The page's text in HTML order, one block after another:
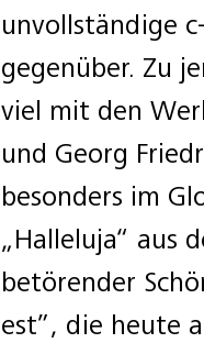
unvollständige
gegenüber. Zu
viel mit den
und Georg
besonders im
„Halleluja“ aus
betörender
est”, die heute